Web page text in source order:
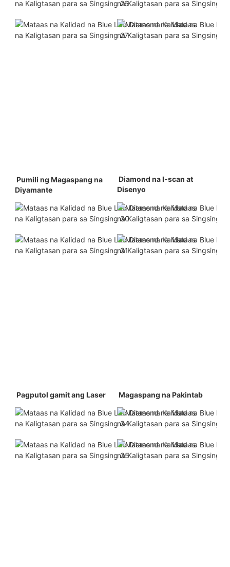
Diyamante
Disenyo
Pagputol gamit ang Laser Magaspang na Pakintab